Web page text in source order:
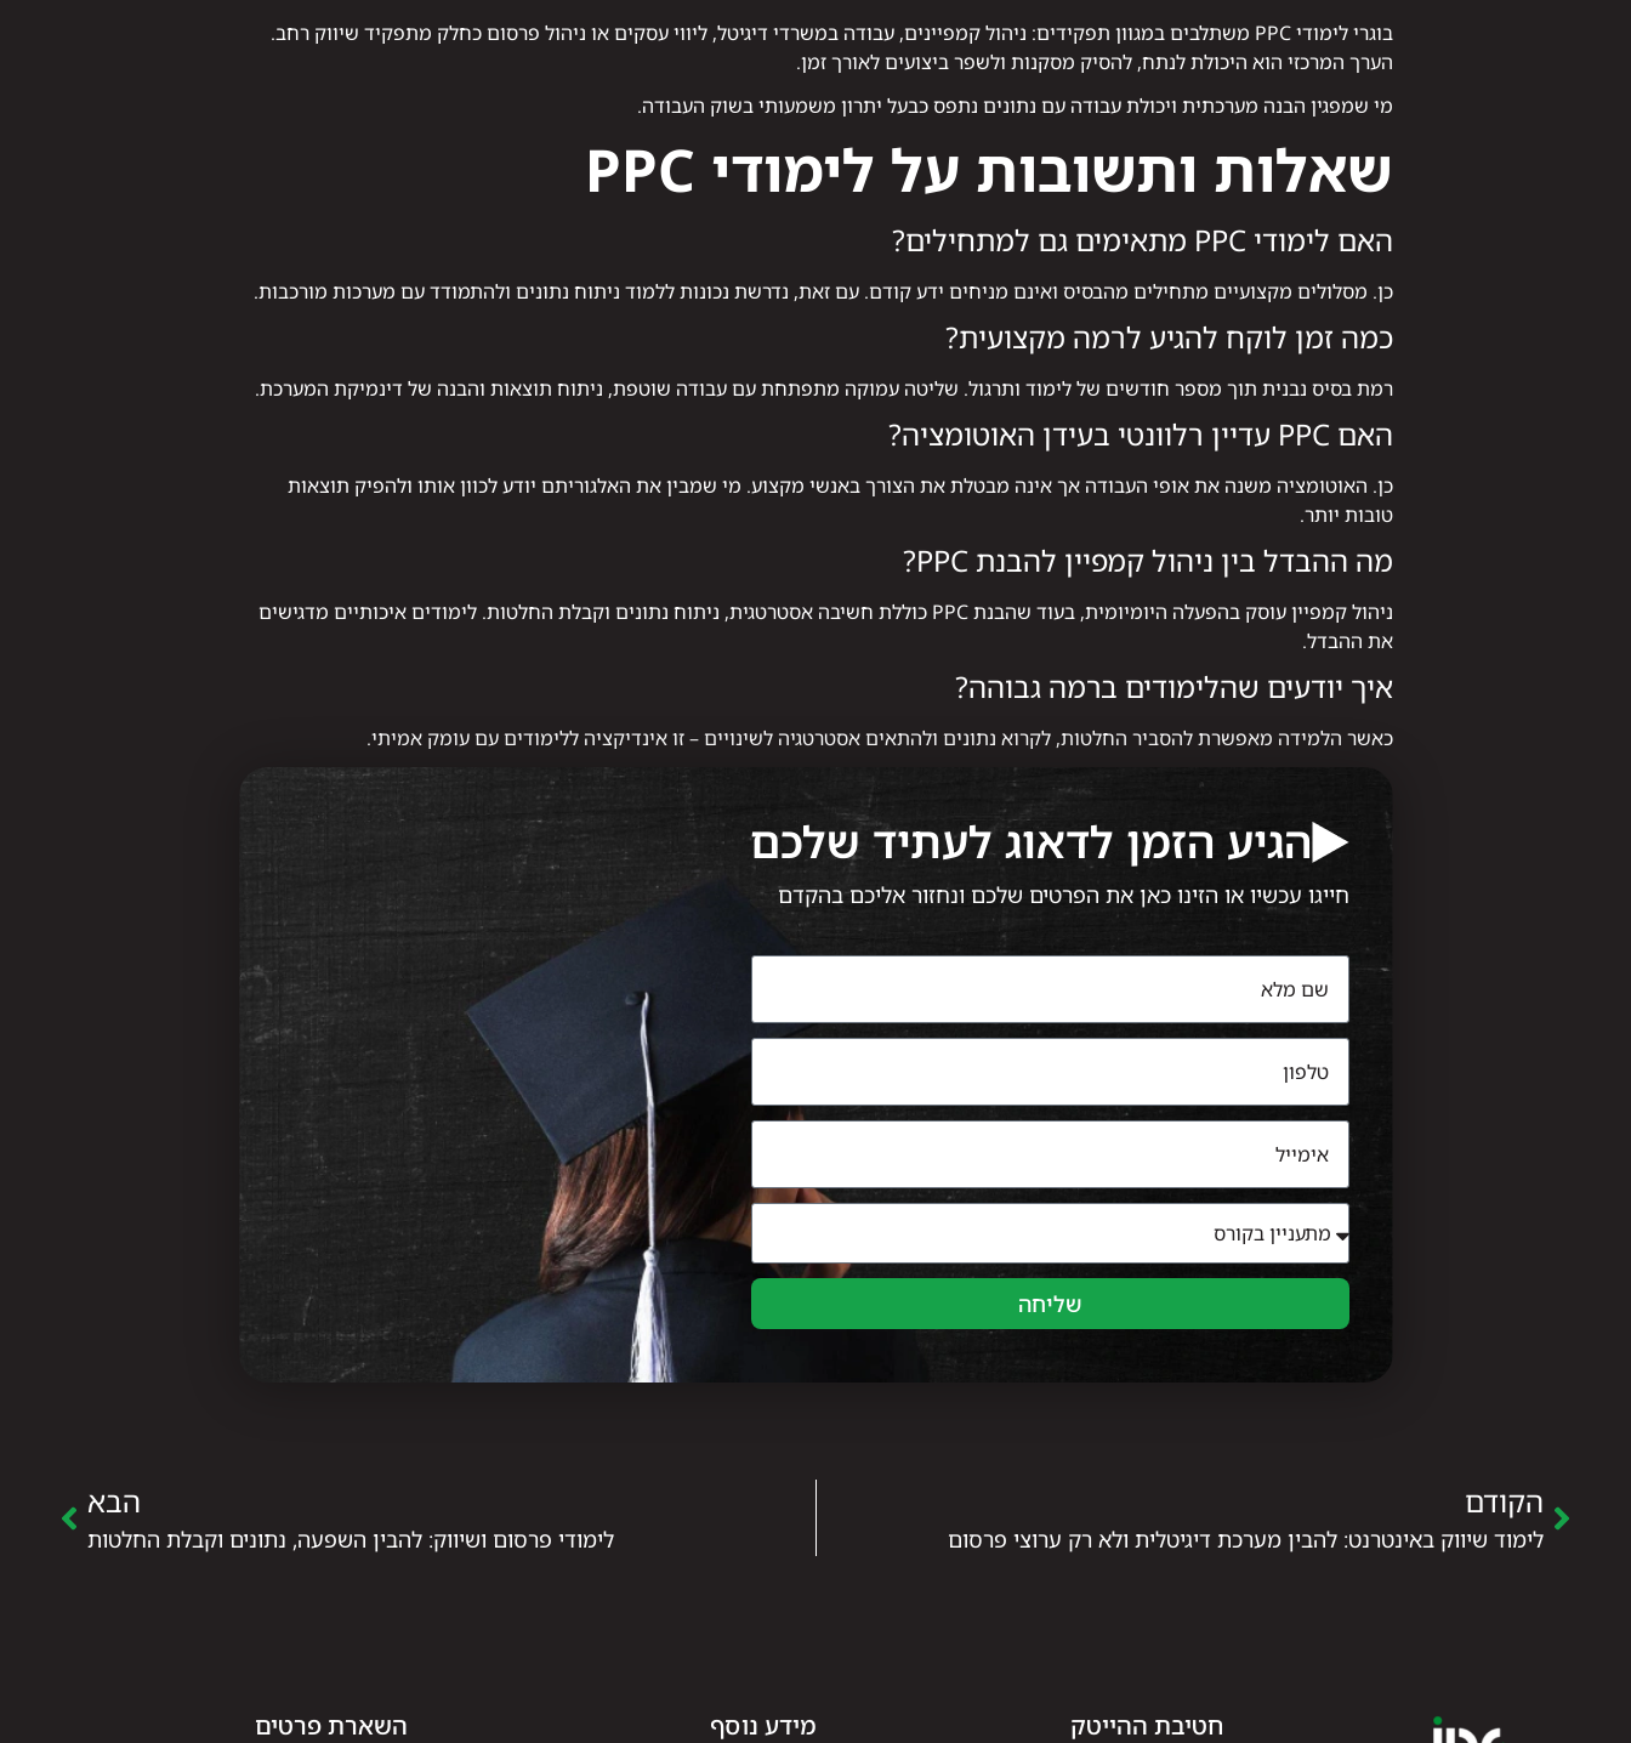
בוגרי לימודי PPC משתלבים במגוון תפקידים: ניהול קמפיינים, עבודה במשרדי דיגיטל, ליווי עסקים או ניהול פרסום כחלק מתפקיד שיווק רחב.
הערך המרכזי הוא היכולת לנתח, להסיק מסקנות ולשפר ביצועים לאורך זמן.
מי שמפגין הבנה מערכתית ויכולת עבודה עם נתונים נתפס כבעל יתרון משמעותי בשוק העבודה.
שאלות ותשובות על לימודי PPC
האם לימודי PPC מתאימים גם למתחילים?
כן. מסלולים מקצועיים מתחילים מהבסיס ואינם מניחים ידע קודם. עם זאת, נדרשת נכונות ללמוד ניתוח נתונים ולהתמודד עם מערכות מורכבות.
כמה זמן לוקח להגיע לרמה מקצועית?
רמת בסיס נבנית תוך מספר חודשים של לימוד ותרגול. שליטה עמוקה מתפתחת עם עבודה שוטפת, ניתוח תוצאות והבנה של דינמיקת המערכת.
האם PPC עדיין רלוונטי בעידן האוטומציה?
כן. האוטומציה משנה את אופי העבודה אך אינה מבטלת את הצורך באנשי מקצוע. מי שמבין את האלגוריתם יודע לכוון אותו ולהפיק תוצאות
טובות יותר.
מה ההבדל בין ניהול קמפיין להבנת PPC?
ניהול קמפיין עוסק בהפעלה היומיומית, בעוד שהבנת PPC כוללת חשיבה אסטרטגית, ניתוח נתונים וקבלת החלטות. לימודים איכותיים מדגישים
את ההבדל.
איך יודעים שהלימודים ברמה גבוהה?
כאשר הלמידה מאפשרת להסביר החלטות, לקרוא נתונים ולהתאים אסטרטגיה לשינויים – זו אינדיקציה ללימודים עם עומק אמיתי.
הגיע הזמן לדאוג לעתיד שלכם
חייגו עכשיו או הזינו כאן את הפרטים שלכם ונחזור אליכם בהקדם
שליחה
הקודם
לימוד שיווק באינטרנט: להבין מערכת דיגיטלית ולא רק ערוצי פרסום
הבא
לימודי פרסום ושיווק: להבין השפעה, נתונים וקבלת החלטות
חטיבת ההייטק מידע נוסף השארת פרטים